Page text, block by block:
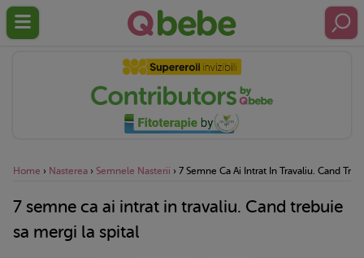
Home › Nasterea › Semnele Nasterii › 7 Semne Ca Ai Intrat In Travaliu. Cand
7 semne ca ai intrat in travaliu. Cand trebuie
sa mergi la spital